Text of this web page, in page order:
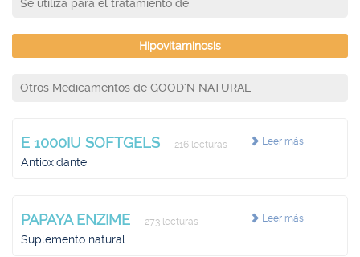
Se utiliza para el tratamiento de:
Hipovitaminosis
Otros Medicamentos de GOOD'N NATURAL
Leer más
E 1000IU SOFTGELS 216 lecturas
Antioxidante
Leer más
PAPAYA ENZIME 273 lecturas
Suplemento natural